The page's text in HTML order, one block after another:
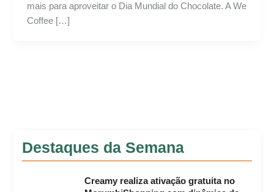
mais para aproveitar o Dia Mundial do Chocolate. A We
Coffee […]
Destaques da Semana
Creamy realiza ativação gratuita no